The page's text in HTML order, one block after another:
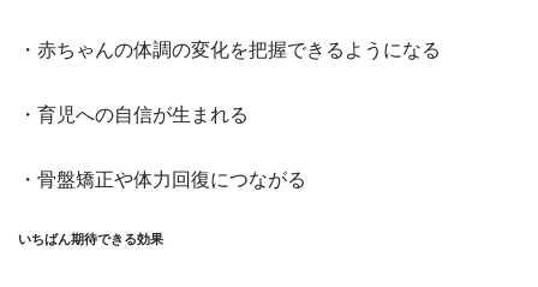
・赤ちゃんの体調の変化を把握できるようになる
・育児への自信が生まれる
・骨盤矯正や体力回復につながる
いちばん期待できる効果